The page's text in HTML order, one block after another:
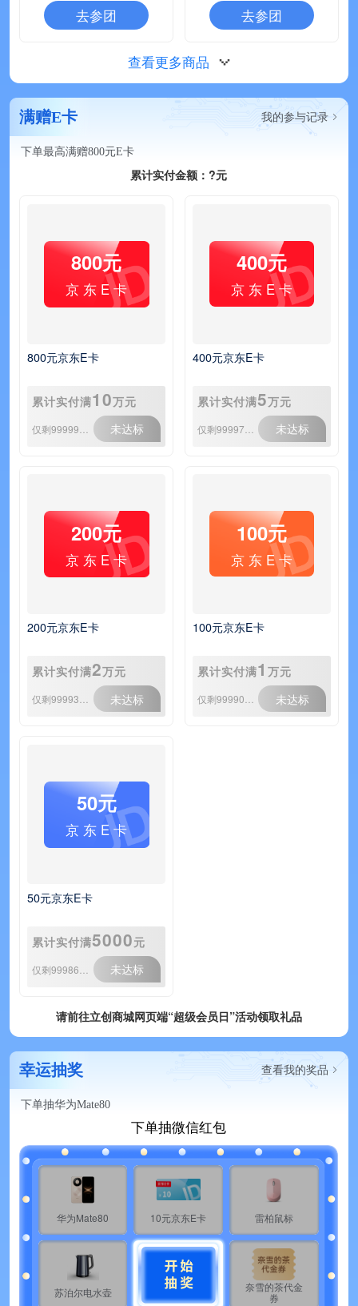
去参团 去参团
查看更多商品
满赠E卡 我的参与记录 
下单最高满赠800元E卡
累计实付金额：?元
800元
京 东 E 卡
800元京东E卡
累计实付满10万元
未达标
400元
京 东 E 卡
400元京东E卡
累计实付满5万元
未达标
200元
京 东 E 卡
200元京东E卡
累计实付满2万元
未达标
100元
京 东 E 卡
100元京东E卡
累计实付满1万元
未达标
50元
京 东 E 卡
50元京东E卡
累计实付满5000元
未达标
请前往立创商城网页端“超级会员日”活动领取礼品
幸运抽奖 查看我的奖品 
下单抽华为Mate80
下单抽微信红包
华为Mate80 10元京东E卡 雷柏鼠标
苏泊尔电水壶
奈雪的茶代金
券